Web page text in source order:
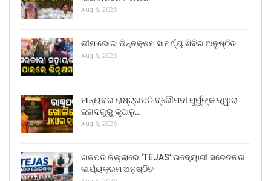
Aug 6, 2026
ଭୀମ ଭୋଇ ଭିନ୍ନକ୍ଷମ ସାମର୍ଥ୍ୟ ଶିବିର ଅନୁଷ୍ଠିତ
Aug 6, 2026
ମାନ୍ୟବର ରାଷ୍ଟ୍ରପତି ଦ୍ରୌପଦୀ ମୁର୍ମୁଙ୍କ ଦ୍ୱାରା
ଜଗଦଗୁରୁ କୃପାଳୁ…
Aug 6, 2026
ଗଜପତି ଜିଲ୍ଲାରେ ‘TEJAS’ ଉଦ୍ୟୋଗୀ ସଚେତନତା
କାର୍ଯ୍ୟକ୍ରମ ଅନୁଷ୍ଠିତ